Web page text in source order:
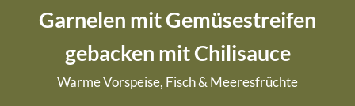
Garnelen mit Gemüsestreifen
gebacken mit Chilisauce
Warme Vorspeise, Fisch & Meeresfrüchte